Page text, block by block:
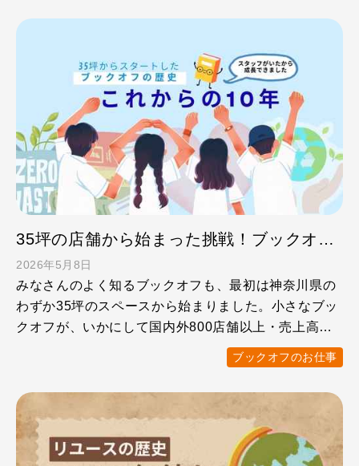
35坪の店舗から始まった挑戦！ブックオフの歴史とこれからの10年
2026年5月8日
みなさんのよく知るブックオフも、最初は神奈川県の
わずか35坪のスペースから始まりました。小さなブッ
クオフが、いかにして国内外800店舗以上・売上高
ブックオフのお仕事